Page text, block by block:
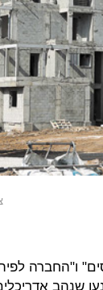
ו"החברה
שנהב